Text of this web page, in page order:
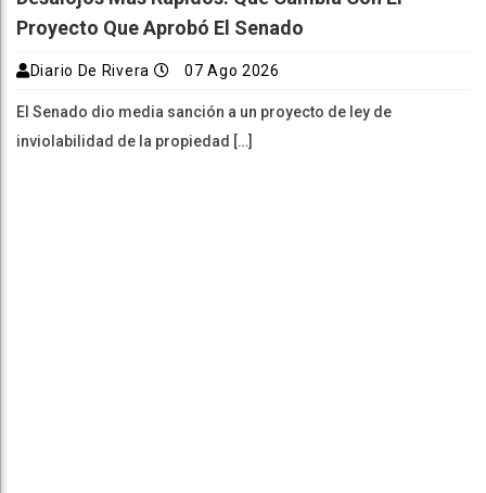
Proyecto Que Aprobó El Senado
Diario De Rivera 07 Ago 2026
El Senado dio media sanción a un proyecto de ley de
inviolabilidad de la propiedad […]